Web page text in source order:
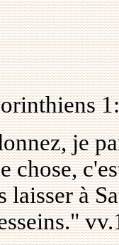
je
chose,
laisser à